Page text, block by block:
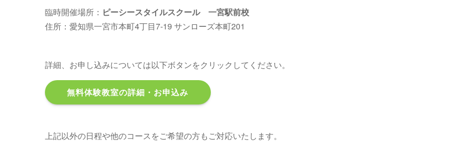
臨時開催場所： ピーシースタイルスクール 一宮駅前校
住所：愛知県一宮市本町4丁目7-19 サンローズ本町201
詳細、お申し込みについては以下ボタンをクリックしてください。
無料体験教室の詳細・お申込み
上記以外の日程や他のコースをご希望の方もご対応いたします。